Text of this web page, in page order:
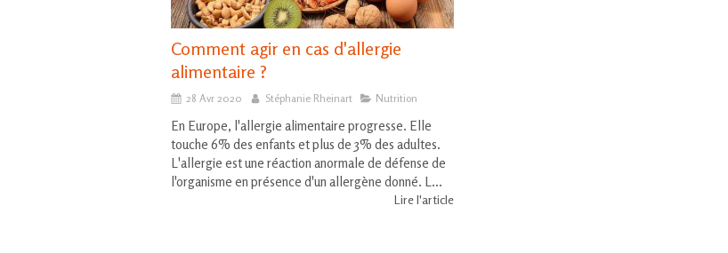
Comment agir en cas d'allergie
alimentaire ?
28 Avr 2020 Stéphanie Rheinart Nutrition
En Europe, l'allergie alimentaire progresse. Elle
touche 6% des enfants et plus de 3% des adultes.
L'allergie est une réaction anormale de défense de
l'organisme en présence d'un allergène donné. L...
Lire l'article